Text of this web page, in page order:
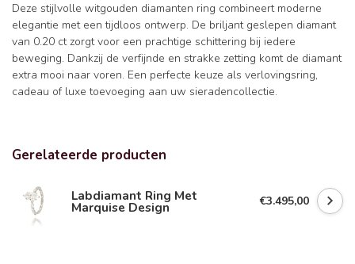
Deze stijlvolle witgouden diamanten ring combineert moderne
elegantie met een tijdloos ontwerp. De briljant geslepen diamant
van 0.20 ct zorgt voor een prachtige schittering bij iedere
beweging. Dankzij de verfijnde en strakke zetting komt de diamant
extra mooi naar voren. Een perfecte keuze als verlovingsring,
cadeau of luxe toevoeging aan uw sieradencollectie.
Gerelateerde producten
Labdiamant Ring Met
Marquise Design €3.495,00